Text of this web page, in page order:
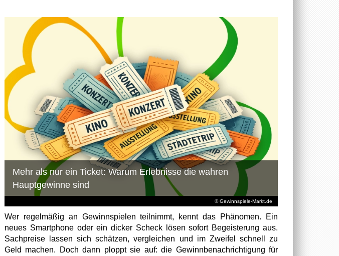
© Gewinnspiele-Markt.de
Mehr als nur ein Ticket: Warum Erlebnisse die wahren
Hauptgewinne sind
Wer regelmäßig an Gewinnspielen teilnimmt, kennt das Phänomen. Ein
neues Smartphone oder ein dicker Scheck lösen sofort Begeisterung aus.
Sachpreise lassen sich schätzen, vergleichen und im Zweifel schnell zu
Geld machen. Doch dann ploppt sie auf: die Gewinnbenachrichtigung für